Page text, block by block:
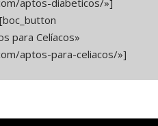
aptos-diabeticos/»]
para Celíacos»
aptos-para-celiacos/»]